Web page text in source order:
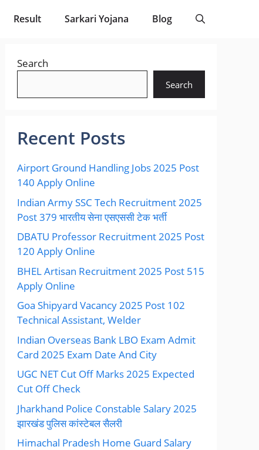
Result Sarkari Yojana Blog
Search
Search
Recent Posts
Airport Ground Handling Jobs 2025 Post
140 Apply Online
Indian Army SSC Tech Recruitment 2025
Post 379 भारतीय सेना एसएससी टेक भर्ती
DBATU Professor Recruitment 2025 Post
120 Apply Online
BHEL Artisan Recruitment 2025 Post 515
Apply Online
Goa Shipyard Vacancy 2025 Post 102
Technical Assistant, Welder
Indian Overseas Bank LBO Exam Admit
Card 2025 Exam Date And City
UGC NET Cut Off Marks 2025 Expected
Cut Off Check
Jharkhand Police Constable Salary 2025
झारखंड पुलिस कांस्टेबल सैलरी
Himachal Pradesh Home Guard Salary